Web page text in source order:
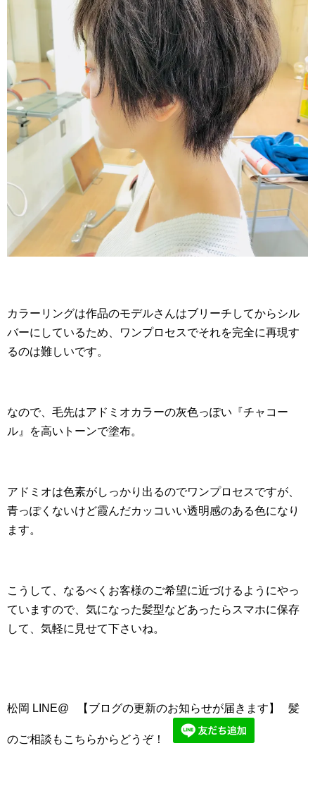
カラーリングは作品のモデルさんはブリーチしてからシル
バーにしているため、ワンプロセスでそれを完全に再現す
るのは難しいです。
なので、毛先はアドミオカラーの灰色っぽい『チャコー
ル』を高いトーンで塗布。
アドミオは色素がしっかり出るのでワンプロセスですが、
青っぽくないけど霞んだカッコいい透明感のある色になり
ます。
こうして、なるべくお客様のご希望に近づけるようにやっ
ていますので、気になった髪型などあったらスマホに保存
して、気軽に見せて下さいね。
松岡 LINE@ 【ブログの更新のお知らせが届きます】 髪
のご相談もこちらからどうぞ！